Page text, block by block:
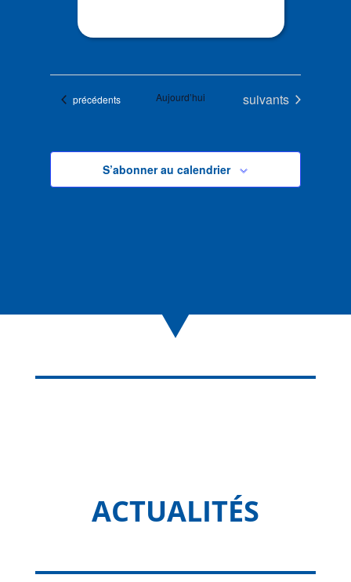
Évènements
précédents Aujourd’hui Évènements
suivants
S’abonner au calendrier
ACTUALITÉS